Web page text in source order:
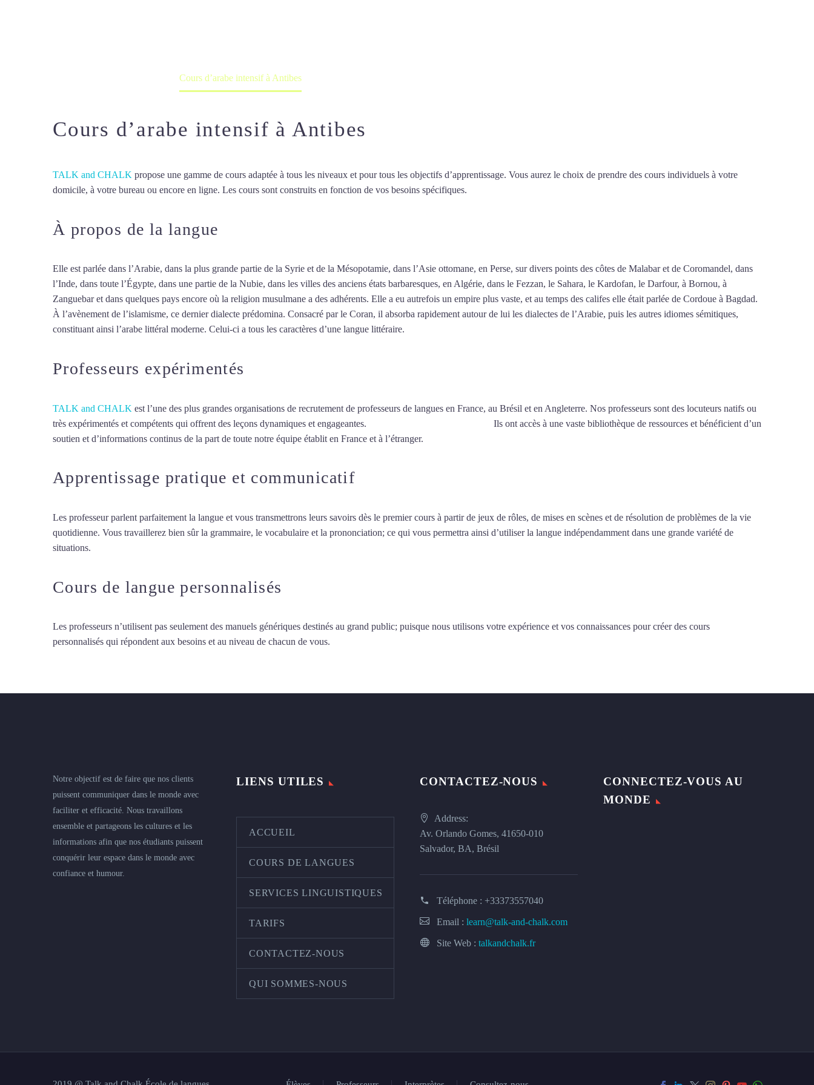
Cours d’arabe intensif à Antibes
Cours d’arabe intensif à Antibes
TALK and CHALK propose une gamme de cours adaptée à tous les niveaux et pour tous les objectifs d’apprentissage. Vous aurez le choix de prendre des cours individuels à votre
domicile, à votre bureau ou encore en ligne. Les cours sont construits en fonction de vos besoins spécifiques.
À propos de la langue
Elle est parlée dans l’Arabie, dans la plus grande partie de la Syrie et de la Mésopotamie, dans l’Asie ottomane, en Perse, sur divers points des côtes de Malabar et de Coromandel, dans
l’Inde, dans toute l’Égypte, dans une partie de la Nubie, dans les villes des anciens états barbaresques, en Algérie, dans le Fezzan, le Sahara, le Kardofan, le Darfour, à Bornou, à
Zanguebar et dans quelques pays encore où la religion musulmane a des adhérents. Elle a eu autrefois un empire plus vaste, et au temps des califes elle était parlée de Cordoue à Bagdad.
À l’avènement de l’islamisme, ce dernier dialecte prédomina. Consacré par le Coran, il absorba rapidement autour de lui les dialectes de l’Arabie, puis les autres idiomes sémitiques,
constituant ainsi l’arabe littéral moderne. Celui-ci a tous les caractères d’une langue littéraire.
Professeurs expérimentés
TALK and CHALK est l’une des plus grandes organisations de recrutement de professeurs de langues en France, au Brésil et en Angleterre. Nos professeurs sont des locuteurs natifs ou
très expérimentés et compétents qui offrent des leçons dynamiques et engageantes.
Ils ont accès à une vaste bibliothèque de ressources et bénéficient d’un
soutien et d’informations continus de la part de toute notre équipe établit en France et à l’étranger.
Apprentissage pratique et communicatif
Les professeur parlent parfaitement la langue et vous transmettrons leurs savoirs dès le premier cours à partir de jeux de rôles, de mises en scènes et de résolution de problèmes de la vie
quotidienne. Vous travaillerez bien sûr la grammaire, le vocabulaire et la prononciation; ce qui vous permettra ainsi d’utiliser la langue indépendamment dans une grande variété de
situations.
Cours de langue personnalisés
Les professeurs n’utilisent pas seulement des manuels génériques destinés au grand public; puisque nous utilisons votre expérience et vos connaissances pour créer des cours
personnalisés qui répondent aux besoins et au niveau de chacun de vous.
Notre objectif est de faire que nos clients
puissent communiquer dans le monde avec
faciliter et efficacité. Nous travaillons
ensemble et partageons les cultures et les
informations afin que nos étudiants puissent
conquérir leur espace dans le monde avec
confiance et humour.
LIENS UTILES
ACCUEIL
COURS DE LANGUES
SERVICES LINGUISTIQUES
TARIFS
CONTACTEZ-NOUS
QUI SOMMES-NOUS
CONTACTEZ-NOUS
Address:
Av. Orlando Gomes, 41650-010
Salvador, BA, Brésil
Téléphone : +33373557040
Email : learn@talk-and-chalk.com
Site Web : talkandchalk.fr
CONNECTEZ-VOUS AU
MONDE